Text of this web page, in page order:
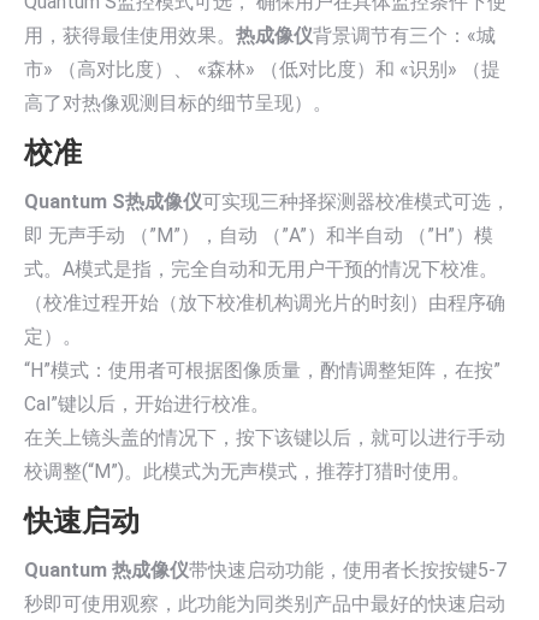
用，获得最佳使用效果。 热成像仪背景调节有三个：«城
市» （高对比度）、 «森林» （低对比度）和 «识别» （提
高了对热像观测目标的细节呈现）。
校准
Quantum S热成像仪可实现三种择探测器校准模式可选，
即 无声手动 （”M”），自动 （”А”）和半自动 （”H”）模
式。A模式是指，完全自动和无用户干预的情况下校准。
（校准过程开始（放下校准机构调光片的时刻）由程序确
定）。
“Н”模式：使用者可根据图像质量，酌情调整矩阵，在按”
Cal”键以后，开始进行校准。
在关上镜头盖的情况下，按下该键以后，就可以进行手动
校调整(“М”)。此模式为无声模式，推荐打猎时使用。
快速启动
Quantum 热成像仪带快速启动功能，使用者长按按键5-7
秒即可使用观察，此功能为同类别产品中最好的快速启动